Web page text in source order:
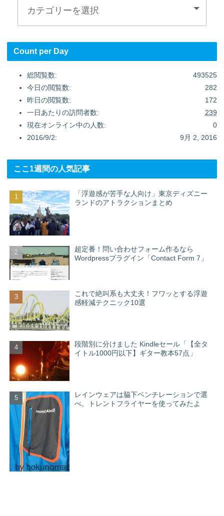
Count per Day
493525
総閲覧数:
282
今日の閲覧数:
172
昨日の閲覧数:
239
一日あたりの訪問者数:
0
現在オンライン中の人数:
9月 2, 2016
2016/9/2:
ここ1週間の人気記事
「浮遊感が苦手な人向け」東京ディズニー
ランドのアトラクションまとめ
超定番！問い合わせフォーム作るなら
Wordpressプラグイン「Contact Form 7」
これで絶叫系も大丈夫！フワッとする浮遊
感軽減テクニック10選
段階別に分けました Kindleセール「【全タ
イトル1000円以下】ギター教本57点」
レインウェアは脇下ベンチレーションで選
べ。トレントフライヤーを使ってみたよ